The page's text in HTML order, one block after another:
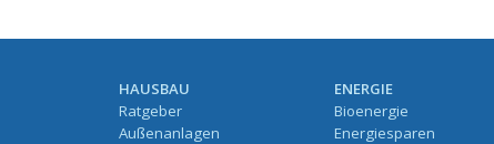
HAUSBAU
Ratgeber
Außenanlagen
ENERGIE
Bioenergie
Energiesparen